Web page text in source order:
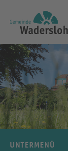
UNTERMENÜ